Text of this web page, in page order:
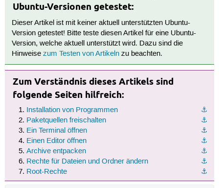
Ubuntu-Versionen getestet:
Dieser Artikel ist mit keiner aktuell unterstützten Ubuntu-
Version getestet! Bitte teste diesen Artikel für eine Ubuntu-
Version, welche aktuell unterstützt wird. Dazu sind die
Hinweisezum Testen von Artikeln zu beachten.
Zum Verständnis dieses Artikels sind
folgende Seiten hilfreich:
⚓︎
Installation von Programmen
⚓︎
Paketquellen freischalten
⚓︎
Ein Terminal öffnen
⚓︎
Einen Editor öffnen
⚓︎
Archive entpacken
⚓︎
Rechte für Dateien und Ordner ändern
⚓︎
Root-Rechte